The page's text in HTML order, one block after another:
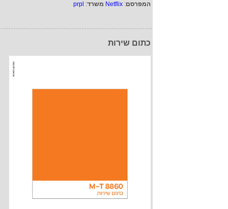
המפרסם:
Netflix משרד:
prpl
כתום שירות